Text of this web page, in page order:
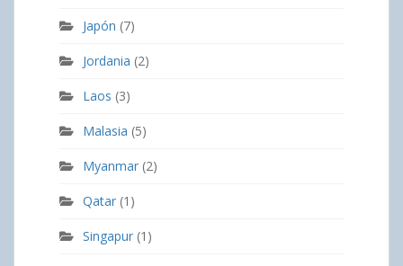
Japón (7)
Jordania (2)
Laos (3)
Malasia (5)
Myanmar (2)
Qatar (1)
Singapur (1)